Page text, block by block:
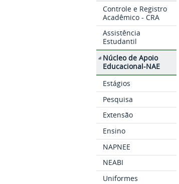
Controle e Registro
Acadêmico - CRA
Assistência
Estudantil
Núcleo de Apoio
Educacional-NAE
Estágios
Pesquisa
Extensão
Ensino
NAPNEE
NEABI
Uniformes